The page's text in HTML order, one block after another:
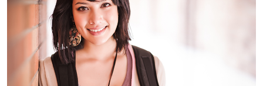
Biblioteca